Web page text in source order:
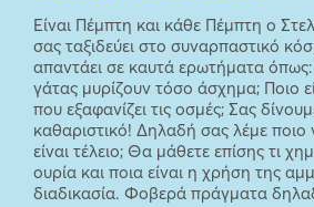
Είναι Πέμπτη και κάθε Πέμπτη ο
σας ταξιδεύει στο συναρπαστικό
απαντάει σε καυτά ερωτήματα όπως:
γάτας μυρίζουν τόσο άσχημα; Ποιο
που εξαφανίζει τις οσμές; Σας
καθαριστικό! Δηλαδή σας λέμε
είναι τέλειο; Θα μάθετε επίσης τι
ουρία και ποια είναι η χρήση της
διαδικασία. Φοβερά πράγματα